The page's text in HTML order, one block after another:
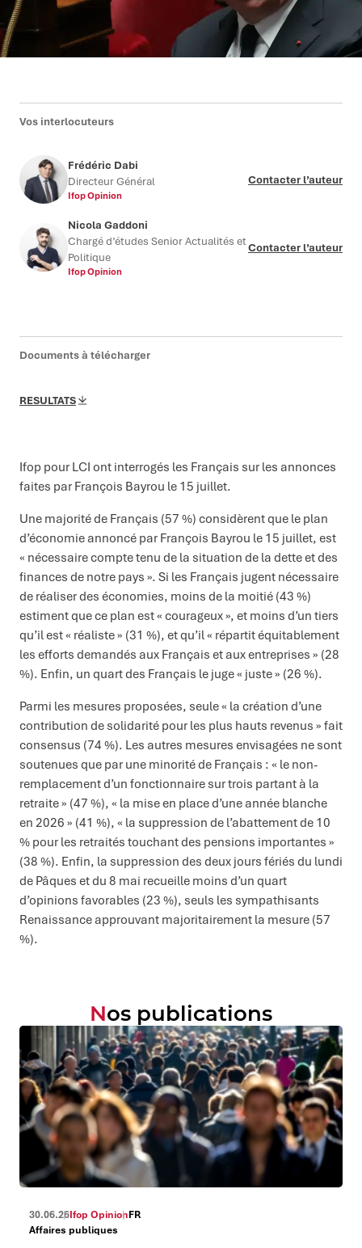
Vos interlocuteurs
Frédéric Dabi
Directeur Général
Ifop Opinion
Contacter l’auteur
Nicola Gaddoni
Chargé d’études Senior Actualités et
Politique
Ifop Opinion
Contacter l’auteur
Documents à télécharger
RESULTATS
Ifop pour LCI ont interrogés les Français sur les annonces
faites par François Bayrou le 15 juillet.
Une majorité de Français (57 %) considèrent que le plan
d’économie annoncé par François Bayrou le 15 juillet, est
« nécessaire compte tenu de la situation de la dette et des
finances de notre pays ». Si les Français jugent nécessaire
de réaliser des économies, moins de la moitié (43 %)
estiment que ce plan est « courageux », et moins d’un tiers
qu’il est « réaliste » (31 %), et qu’il « répartit équitablement
les efforts demandés aux Français et aux entreprises » (28
%). Enfin, un quart des Français le juge « juste » (26 %).
Parmi les mesures proposées, seule « la création d’une
contribution de solidarité pour les plus hauts revenus » fait
consensus (74 %). Les autres mesures envisagées ne sont
soutenues que par une minorité de Français : « le non-
remplacement d’un fonctionnaire sur trois partant à la
retraite » (47 %), « la mise en place d’une année blanche
en 2026 » (41 %), « la suppression de l’abattement de 10
% pour les retraités touchant des pensions importantes »
(38 %). Enfin, la suppression des deux jours fériés du lundi
de Pâques et du 8 mai recueille moins d’un quart
d’opinions favorables (23 %), seuls les sympathisants
Renaissance approuvant majoritairement la mesure (57
%).
Nos publications
30.06.26Ifop OpinionFR
Affaires publiques